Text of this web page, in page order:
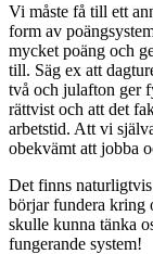
Vi måste få till ett
form av
mycket poäng och
till. Säg ex att
två och julafton ger
rättvist och att det
arbetstid. Att vi
obekvämt att jobba
Det finns
börjar fundera kring
skulle kunna tänka
fungerande system!